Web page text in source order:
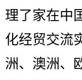
理了家在中
化经贸交流
洲、澳洲、